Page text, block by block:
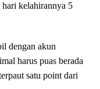
kelahirannya 5
dengan akun
harus puas berada
satu point dari